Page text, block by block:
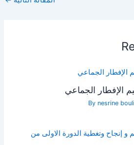
الإفطار الجماعي
nesrine